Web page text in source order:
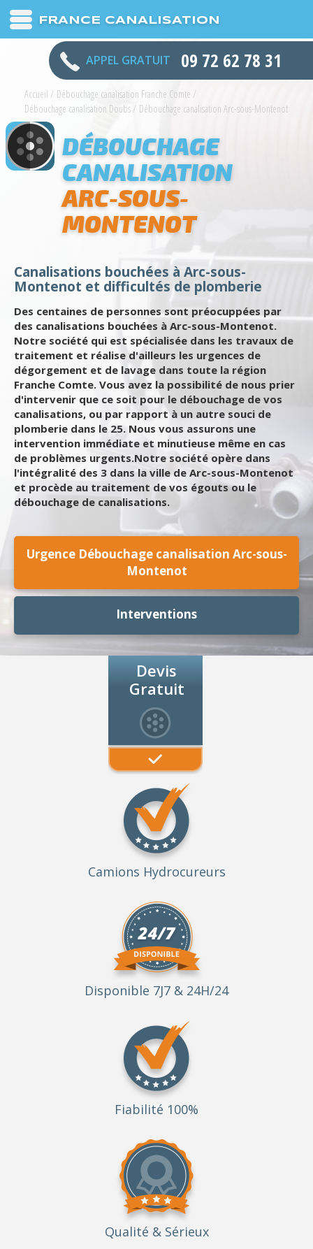
FRANCE CANALISATION
APPEL GRATUIT 09 72 62 78 31
Accueil / Débouchage canalisation Franche Comte /
Débouchage canalisation Doubs/ Débouchage canalisation Arc-sous-Montenot
DÉBOUCHAGE
CANALISATION
ARC-SOUS-
MONTENOT
Canalisations bouchées à Arc-sous-
Montenot et difficultés de plomberie
Des centaines de personnes sont préocuppées par
des canalisations bouchées à Arc-sous-Montenot.
Notre société qui est spécialisée dans les travaux de
traitement et réalise d'ailleurs les urgences de
dégorgement et de lavage dans toute la région
Franche Comte. Vous avez la possibilité de nous prier
d'intervenir que ce soit pour le débouchage de vos
canalisations, ou par rapport à un autre souci de
plomberie dans le 25. Nous vous assurons une
intervention immédiate et minutieuse même en cas
de problèmes urgents.Notre société opère dans
l'intégralité des 3 dans la ville de Arc-sous-Montenot
et procède au traitement de vos égouts ou le
débouchage de canalisations.
Urgence Débouchage canalisation Arc-sous-
Montenot
Interventions
Devis
Gratuit
Camions Hydrocureurs
Disponible 7J7 & 24H/24
Fiabilité 100%
Qualité & Sérieux